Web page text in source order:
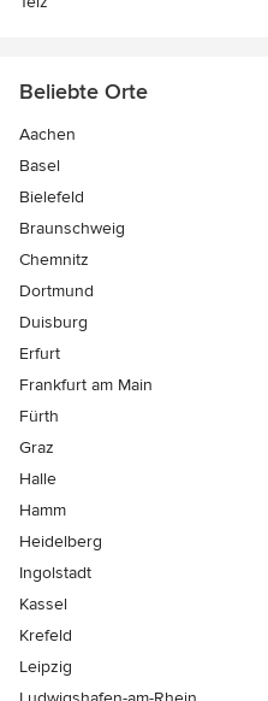
Beliebte Orte
Aachen
Basel
Bielefeld
Braunschweig
Chemnitz
Dortmund
Duisburg
Erfurt
Frankfurt am Main
Fürth
Graz
Halle
Hamm
Heidelberg
Ingolstadt
Kassel
Krefeld
Leipzig